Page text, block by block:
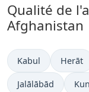
Qualité de
Afghanistan
Kabul Herāt
Jalālābād